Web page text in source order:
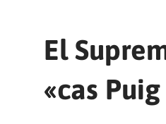
El
«cas